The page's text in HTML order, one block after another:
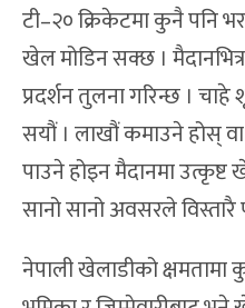
टी–२० क्रिकेटमा कुनै पनि
खेल मोडिन सक्छ ।
प्रदर्शन तुलना गरिन्छ ।
सयौं । लाखौं कमाउने होस् वा
पाउने होइन मैदानमा
सानो सानो अवसरले विस्तारै
नेपाली खेलाडीको